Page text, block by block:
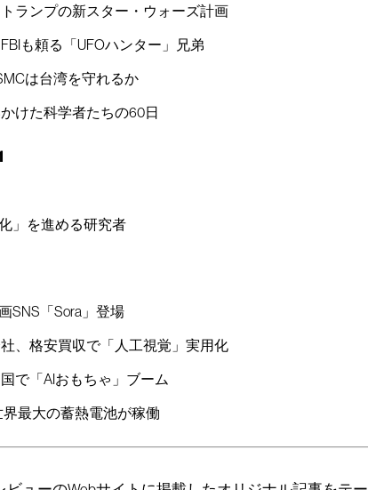
ランプの新スター・ウォーズ計画
も頼る「UFOハンター」兄弟
は台湾を守れるか
けた科学者たちの60日
」を進める研究者
SNS「Sora」登場
、格安買収で「人工視覚」実用化
で「AIおもちゃ」ブーム
最大の蓄熱電池が稼働